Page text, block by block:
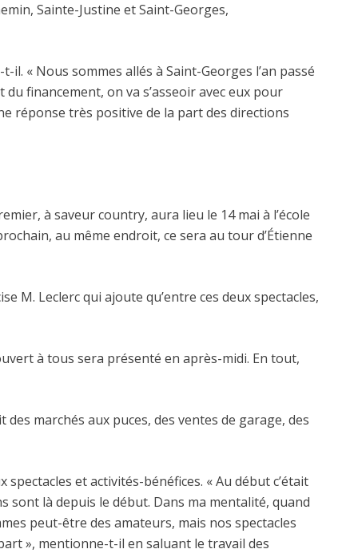
Sainte-Justine et Saint-Georges,
« Nous sommes allés à Saint-Georges l’an passé
financement, on va s’asseoir avec eux pour
réponse très positive de la part des directions
à saveur country, aura lieu le 14 mai à l’école
au même endroit, ce sera au tour d’Étienne
M. Leclerc qui ajoute qu’entre ces deux spectacles,
à tous sera présenté en après-midi. En tout,
marchés aux puces, des ventes de garage, des
et activités-bénéfices. « Au début c’était
sont là depuis le début. Dans ma mentalité, quand
peut-être des amateurs, mais nos spectacles
», mentionne-t-il en saluant le travail des